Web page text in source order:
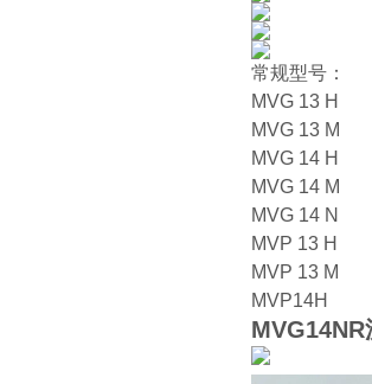
常规型号：
MVG 13 H
MVG 13 M
MVG 14 H
MVG 14 M
MVG 14 N
MVP 13 H
MVP 13 M
MVP14H
MVG14NR